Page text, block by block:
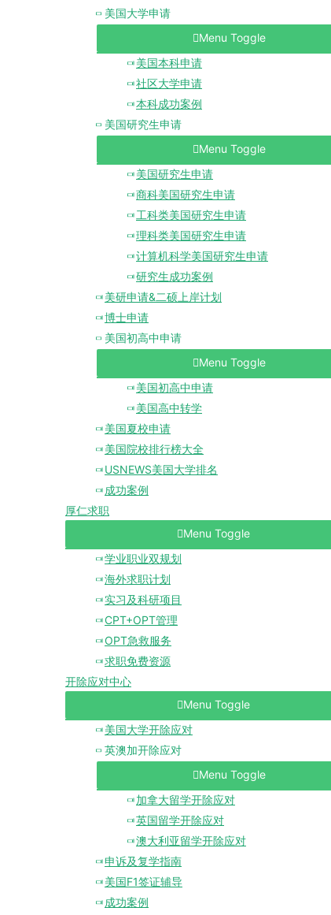
美国大学申请
Menu Toggle
美国本科申请
社区大学申请
本科成功案例
美国研究生申请
Menu Toggle
美国研究生申请
商科美国研究生申请
工科类美国研究生申请
理科类美国研究生申请
计算机科学美国研究生申请
研究生成功案例
美研申请&二硕上岸计划
博士申请
美国初高中申请
Menu Toggle
美国初高中申请
美国高中转学
美国夏校申请
美国院校排行榜大全
USNEWS美国大学排名
成功案例
厚仁求职
Menu Toggle
学业职业双规划
海外求职计划
实习及科研项目
CPT+OPT管理
OPT急救服务
求职免费资源
开除应对中心
Menu Toggle
美国大学开除应对
英澳加开除应对
Menu Toggle
加拿大留学开除应对
英国留学开除应对
澳大利亚留学开除应对
申诉及复学指南
美国F1签证辅导
成功案例